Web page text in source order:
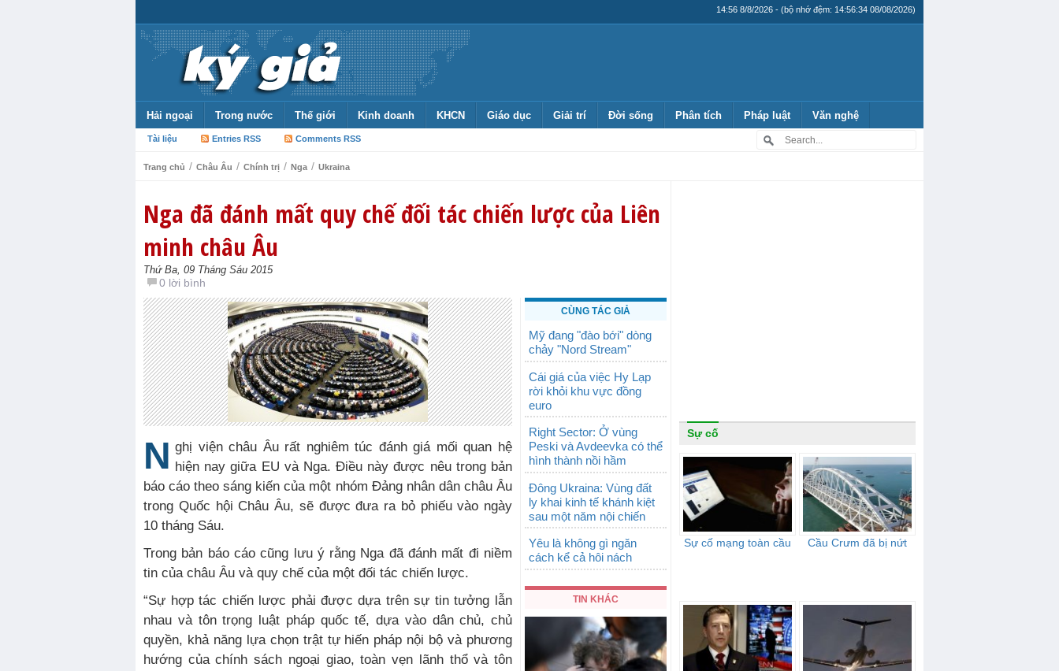
14:56 8/8/2026 - (bộ nhớ đệm: 14:56:34 08/08/2026)
Hải ngoại Trong nước Thế giới Kinh doanh KHCN Giáo dục Giải trí Đời sống Phân tích Pháp luật Văn nghệ
Tài liệu Entries RSS Comments RSS
Trang chủ / Châu Âu / Chính trị / Nga / Ukraina
Nga đã đánh mất quy chế đối tác chiến lược của Liên
minh châu Âu
Thứ Ba, 09 Tháng Sáu 2015
0 lời bình
N ghị viện châu Âu rất nghiêm túc đánh giá mối quan hệ
hiện nay giữa EU và Nga. Điều này được nêu trong bản
báo cáo theo sáng kiến của một nhóm Đảng nhân dân châu Âu
trong Quốc hội Châu Âu, sẽ được đưa ra bỏ phiếu vào ngày
10 tháng Sáu.
Trong bản báo cáo cũng lưu ý rằng Nga đã đánh mất đi niềm
tin của châu Âu và quy chế của một đối tác chiến lược.
“Sự hợp tác chiến lược phải được dựa trên sự tin tưởng lẫn
nhau và tôn trọng luật pháp quốc tế, dựa vào dân chủ, chủ
quyền, khả năng lựa chọn trật tự hiến pháp nội bộ và phương
hướng của chính sách ngoại giao, toàn vẹn lãnh thổ và tôn
CÙNG TÁC GIẢ
Mỹ đang "đào bới" dòng
chảy "Nord Stream"
Cái giá của việc Hy Lạp
rời khỏi khu vực đồng
euro
Right Sector: Ở vùng
Peski và Avdeevka có thể
hình thành nồi hầm
Đông Ukraina: Vùng đất
ly khai kinh tế khánh kiệt
sau một năm nội chiến
Yêu là không gì ngăn
cách kể cả hôi nách
TIN KHÁC
Sự cố
Sự cố mạng toàn cầu Cầu Crưm đã bị nứt